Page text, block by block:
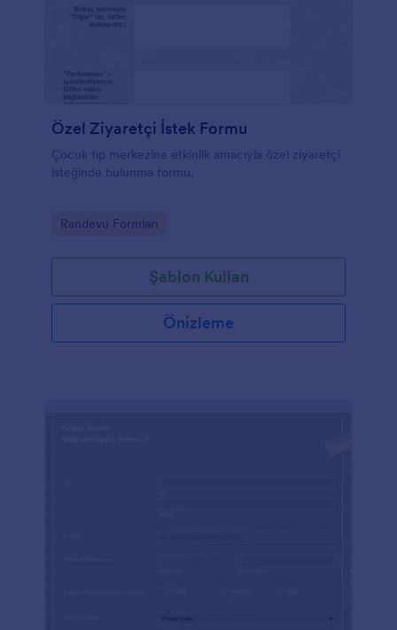
yönetebilirsiniz.
Özel Ziyaretçi İstek Formu
Çocuk tıp merkezine etkinlik amacıyla özel ziyaretçi
isteğinde bulunma formu.
Go to Category:
Randevu Formları
Şablon Kullan
Önizleme